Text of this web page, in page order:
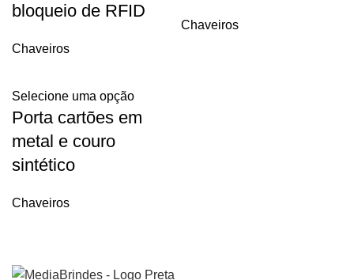
bloqueio de RFID
Chaveiros
Chaveiros
Selecione uma opção
Porta cartões em
metal e couro
sintético
Chaveiros